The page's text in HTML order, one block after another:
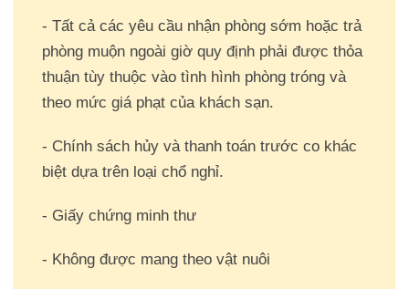
- Tất cả các yêu cầu nhận phòng sớm hoặc trả
phòng muộn ngoài giờ quy định phải được thỏa
thuận tùy thuộc vào tình hình phòng tróng và
theo mức giá phạt của khách sạn.
- Chính sách hủy và thanh toán trước co khác
biệt dựa trên loại chổ nghỉ.
- Giấy chứng minh thư
- Không được mang theo vật nuôi